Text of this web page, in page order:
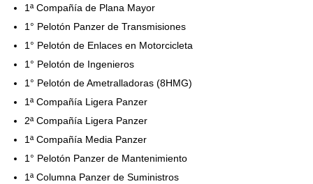
1ª Compañía de Plana Mayor
1° Pelotón Panzer de Transmisiones
1° Pelotón de Enlaces en Motorcicleta
1° Pelotón de Ingenieros
1° Pelotón de Ametralladoras (8HMG)
1ª Compañía Ligera Panzer
2ª Compañía Ligera Panzer
1ª Compañía Media Panzer
1° Pelotón Panzer de Mantenimiento
1ª Columna Panzer de Suministros